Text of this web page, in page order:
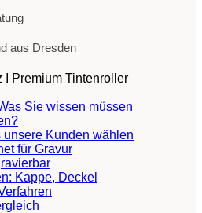
aus Dresden
Sie wissen müssen
Kunden wählen
für Gravur
Kappe, Deckel